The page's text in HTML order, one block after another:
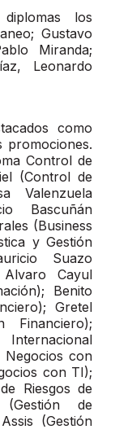
los
Gustavo
Miranda;
Leonardo
como
promociones.
Control de
(Control de
Valenzuela
Bascuñán
(Business
y Gestión
Suazo
Cayul
Benito
Gretel
Financiero);
Negocios con
con TI);
Riesgos de
(Gestión de
(Gestión